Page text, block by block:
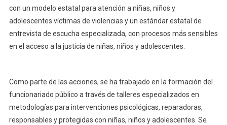
con un modelo estatal para atención a niñas, niños y
adolescentes víctimas de violencias y un estándar estatal de
entrevista de escucha especializada, con procesos más sensibles
en el acceso a la justicia de niñas, niños y adolescentes.
Como parte de las acciones, se ha trabajado en la formación del
funcionariado público a través de talleres especializados en
metodologías para intervenciones psicológicas, reparadoras,
responsables y protegidas con niñas, niños y adolescentes. Se